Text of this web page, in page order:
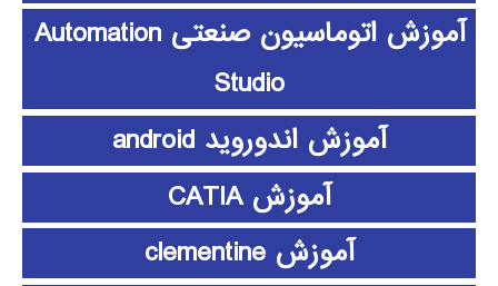
آموزش اتوماسیون صنعتی Automation
Studio
آموزش اندوروید android
آموزش CATIA
آموزش clementine